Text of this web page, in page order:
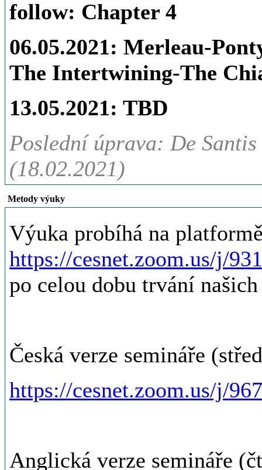
follow: Chapter 4
06.05.2021: Merleau-
The Intertwining-The
13.05.2021: TBD
Poslední úprava: De
(18.02.2021)
Metody výuky
Výuka probíhá na
https://cesnet.zoom.us/j/
po celou dobu trvání našich
Česká verze semináře
https://cesnet.zoom.us/j/
Anglická verze semináře